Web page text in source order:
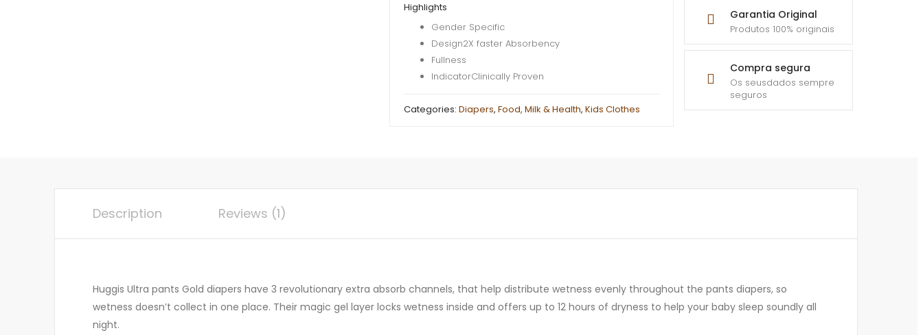
Garantia Original
Produtos 100% originais
Compra segura
Os seusdados sempre
seguros
Gold
Size
Highlights
Gender Specific
Design2X faster Absorbency
Fullness
IndicatorClinically Proven
Categories: Diapers, Food, Milk & Health, Kids Clothes
Description Reviews (1)
Huggis Ultra pants Gold diapers have 3 revolutionary extra absorb channels, that help distribute wetness evenly throughout the pants diapers, so
wetness doesn’t collect in one place. Their magic gel layer locks wetness inside and offers up to 12 hours of dryness to help your baby sleep soundly all
night.